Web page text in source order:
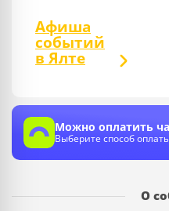
Афиша
событий
в Ялте
Можно оплатить
Выберите способ
О